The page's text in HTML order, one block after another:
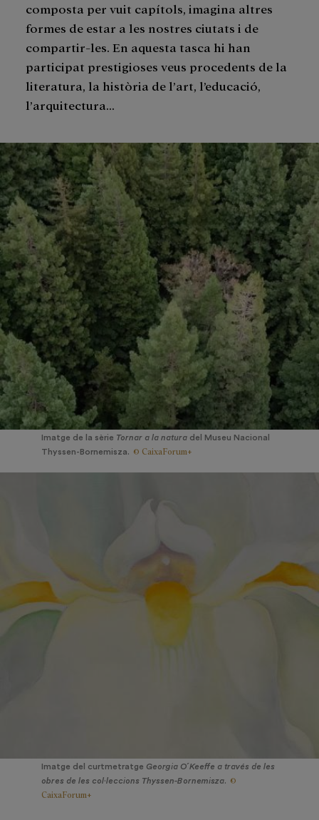
composta per vuit capítols, imagina altres
formes de estar a les nostres ciutats i de
compartir-les. En aquesta tasca hi han
participat prestigioses veus procedents de la
literatura, la història de l’art, l’educació,
l’arquitectura…
Imatge de la sèrie Tornar a la natura del Museu Nacional
Thyssen-Bornemisza. © CaixaForum+
Imatge del curtmetratge Georgia O´Keeffe a través de les
obres de les col·leccions Thyssen-Bornemisza. ©
CaixaForum+